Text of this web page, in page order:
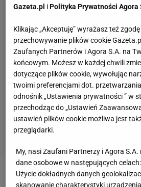
Zobacz wideo Iga Świątek jak
Gazeta.pl iPolityka Prywatności Agora
Klikając „Akceptuję” wyrażasz też
przechowywanie plików cookie
Zaufanych Partnerów i Agora S.A. na
końcowym. Możesz w każdej chwili
dotyczące plików cookie, wywołując
twoimi preferencjami dot.
odnośnik „Ustawienia prywatności ” w
przechodząc do „Ustawień
ustawień plików cookie możliwa jest
przeglądarki.
My, nasi Zaufani Partnerzy i Agora
dane osobowe w następujących celach:
Użycie dokładnych danych
skanowanie charakterystyki